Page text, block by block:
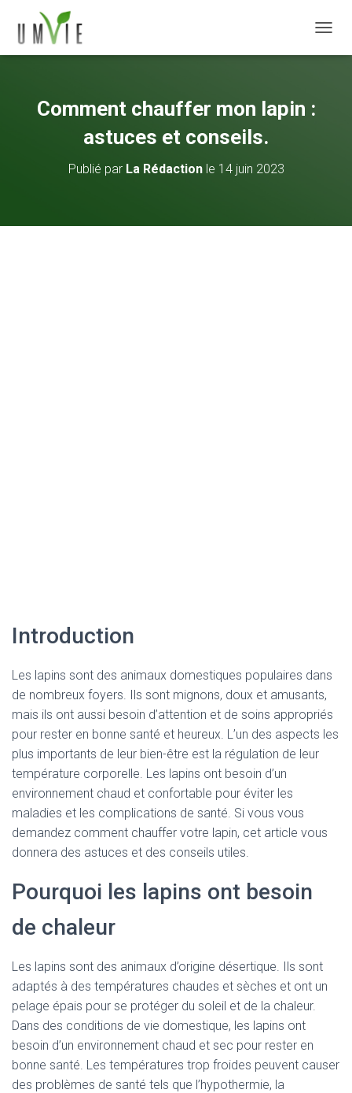
Comment chauffer mon lapin :
astuces et conseils.
Publié par La Rédactionle 14 juin 2023
Introduction
Les lapins sont des animaux domestiques populaires dans
de nombreux foyers. Ils sont mignons, doux et amusants,
mais ils ont aussi besoin d’attention et de soins appropriés
pour rester en bonne santé et heureux. L’un des aspects les
plus importants de leur bien-être est la régulation de leur
température corporelle. Les lapins ont besoin d’un
environnement chaud et confortable pour éviter les
maladies et les complications de santé. Si vous vous
demandez comment chauffer votre lapin, cet article vous
donnera des astuces et des conseils utiles.
Pourquoi les lapins ont besoin
de chaleur
Les lapins sont des animaux d’origine désertique. Ils sont
adaptés à des températures chaudes et sèches et ont un
pelage épais pour se protéger du soleil et de la chaleur.
Dans des conditions de vie domestique, les lapins ont
besoin d’un environnement chaud et sec pour rester en
bonne santé. Les températures trop froides peuvent causer
des problèmes de santé tels que l’hypothermie, la